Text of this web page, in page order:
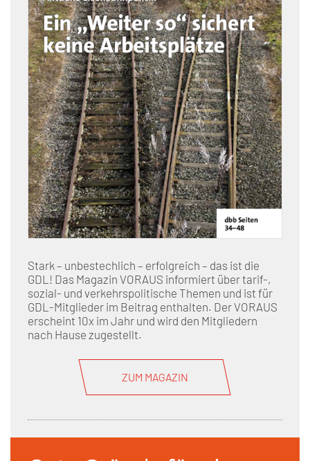
Stark – unbestechlich – erfolgreich – das ist die
GDL! Das Magazin VORAUS informiert über tarif-,
sozial- und verkehrspolitische Themen und ist für
GDL-Mitglieder im Beitrag enthalten. Der VORAUS
erscheint 10x im Jahr und wird den Mitgliedern
nach Hause zugestellt.
ZUM MAGAZIN